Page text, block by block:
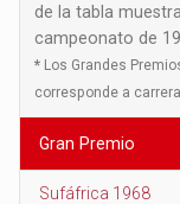
de la tabla
campeonato de
* Los Grandes
corresponde a
Gran Premio
Sufáfrica 1968